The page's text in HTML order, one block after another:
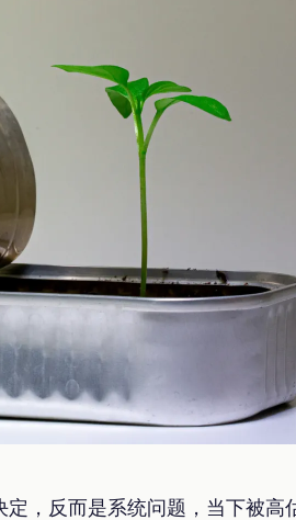
，反而是系统问题，当下被高